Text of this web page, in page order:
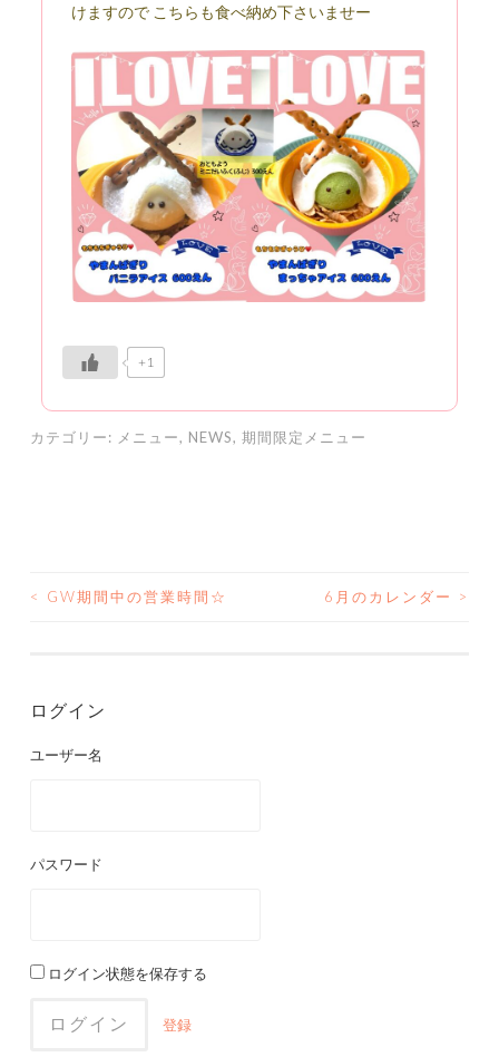
けますので こちらも食べ納め下さいませー
+1
カテゴリー: メニュー, NEWS, 期間限定メニュー
投
ナ
ビ
ン
< GW期間中の営業時間‪☆ 6月のカレンダー >
ログイン
ユーザー名
パスワード
ログイン状態を保存する
登録